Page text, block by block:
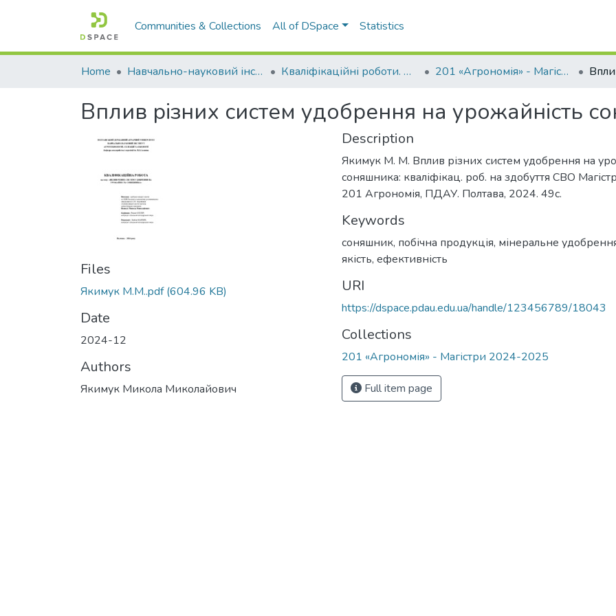
Communities & Collections All of DSpace Statistics
Home Навчально-науковий інститут агротехнологій, селекції та екології Кваліфікаційні роботи. ННІ агротехнологій, селекції та екології 201 «Агрономія» - Магістри 2024-2025
Вплив різних систем удобрення на урожайність
Files
Якимук М.М..pdf(604.96 KB)
Date
2024-12
Authors
Якимук Микола Миколайович
Description
Якимук М. М. Вплив різних систем удобрення на
соняшника: кваліфікац. роб. на здобуття СВО
201 Агрономія, ПДАУ. Полтава, 2024. 49с.
Keywords
соняшник, побічна продукція, мінеральне
якість, ефективність
URI
https://dspace.pdau.edu.ua/handle/123456789/18043
Collections
201 «Агрономія» - Магістри 2024-2025
Full item page